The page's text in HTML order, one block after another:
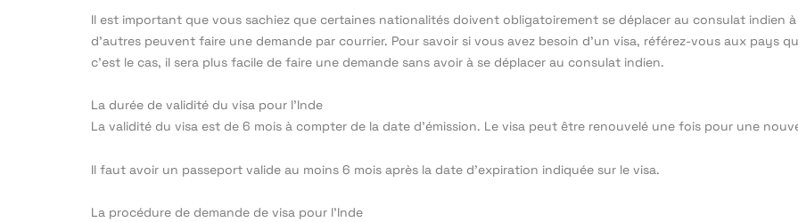
Il est important que vous sachiez que certaines nationalités doivent obligatoirement se déplacer au consulat indien
d’autres peuvent faire une demande par courrier. Pour savoir si vous avez besoin d’un visa, référez-vous aux pays
c’est le cas, il sera plus facile de faire une demande sans avoir à se déplacer au consulat indien.
La durée de validité du visa pour l’Inde
La validité du visa est de 6 mois à compter de la date d’émission. Le visa peut être renouvelé une fois pour une
Il faut avoir un passeport valide au moins 6 mois après la date d’expiration indiquée sur le visa.
La procédure de demande de visa pour l’Inde